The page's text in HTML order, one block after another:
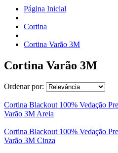
Página Inicial
Cortina
Cortina Varão 3M
Cortina Varão 3M
Ordenar por:
Cortina Blackout 100% Vedação
Varão 3M Areia
Cortina Blackout 100% Vedação
Varão 3M Cinza